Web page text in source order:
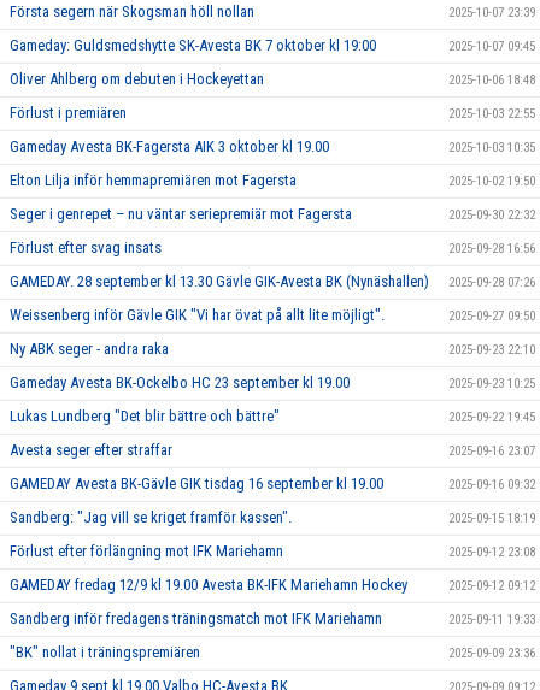
Första segern när Skogsman höll nollan 2025-10-07 23:39
Gameday: Guldsmedshytte SK-Avesta BK 7 oktober kl 19:00 2025-10-07 09:45
Oliver Ahlberg om debuten i Hockeyettan 2025-10-06 18:48
Förlust i premiären 2025-10-03 22:55
Gameday Avesta BK-Fagersta AIK 3 oktober kl 19.00 2025-10-03 10:35
Elton Lilja inför hemmapremiären mot Fagersta 2025-10-02 19:50
Seger i genrepet – nu väntar seriepremiär mot Fagersta 2025-09-30 22:32
Förlust efter svag insats 2025-09-28 16:56
GAMEDAY. 28 september kl 13.30 Gävle GIK-Avesta BK (Nynäshallen) 2025-09-28 07:26
Weissenberg inför Gävle GIK "Vi har övat på allt lite möjligt". 2025-09-27 09:50
Ny ABK seger - andra raka 2025-09-23 22:10
Gameday Avesta BK-Ockelbo HC 23 september kl 19.00 2025-09-23 10:25
Lukas Lundberg "Det blir bättre och bättre" 2025-09-22 19:45
Avesta seger efter straffar 2025-09-16 23:07
GAMEDAY Avesta BK-Gävle GIK tisdag 16 september kl 19.00 2025-09-16 09:32
Sandberg: "Jag vill se kriget framför kassen". 2025-09-15 18:19
Förlust efter förlängning mot IFK Mariehamn 2025-09-12 23:08
GAMEDAY fredag 12/9 kl 19.00 Avesta BK-IFK Mariehamn Hockey 2025-09-12 09:12
Sandberg inför fredagens träningsmatch mot IFK Mariehamn 2025-09-11 19:33
"BK" nollat i träningspremiären 2025-09-09 23:36
Gameday 9 sept kl 19.00 Valbo HC-Avesta BK